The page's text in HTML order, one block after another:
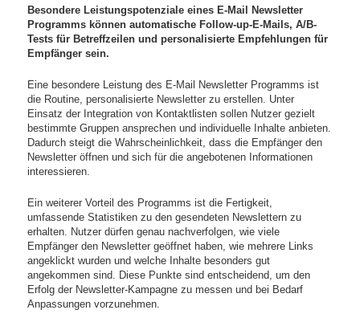
Besondere Leistungspotenziale eines E-Mail Newsletter
Programms können automatische Follow-up-E-Mails, A/B-
Tests für Betreffzeilen und personalisierte Empfehlungen für
Empfänger sein.
Eine besondere Leistung des E-Mail Newsletter Programms ist
die Routine, personalisierte Newsletter zu erstellen. Unter
Einsatz der Integration von Kontaktlisten sollen Nutzer gezielt
bestimmte Gruppen ansprechen und individuelle Inhalte anbieten.
Dadurch steigt die Wahrscheinlichkeit, dass die Empfänger den
Newsletter öffnen und sich für die angebotenen Informationen
interessieren.
Ein weiterer Vorteil des Programms ist die Fertigkeit,
umfassende Statistiken zu den gesendeten Newslettern zu
erhalten. Nutzer dürfen genau nachverfolgen, wie viele
Empfänger den Newsletter geöffnet haben, wie mehrere Links
angeklickt wurden und welche Inhalte besonders gut
angekommen sind. Diese Punkte sind entscheidend, um den
Erfolg der Newsletter-Kampagne zu messen und bei Bedarf
Anpassungen vorzunehmen.